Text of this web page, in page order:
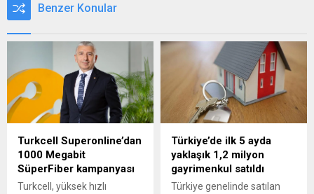
Benzer Konular
Turkcell Superonline’dan
1000 Megabit
SüperFiber kampanyası
Turkcell, yüksek hızlı
Türkiye’de ilk 5 ayda
yaklaşık 1,2 milyon
gayrimenkul satıldı
Türkiye genelinde satılan